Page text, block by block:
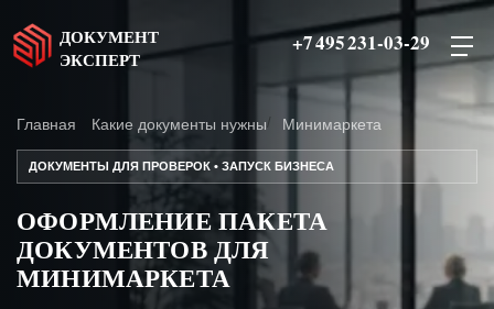
ДОКУМЕНТ
ЭКСПЕРТ
+7 495 231-03-29
Главная Какие документы нужны Минимаркета
ДОКУМЕНТЫ ДЛЯ ПРОВЕРОК • ЗАПУСК БИЗНЕСА
ОФОРМЛЕНИЕ ПАКЕТА
ДОКУМЕНТОВ ДЛЯ
МИНИМАРКЕТА